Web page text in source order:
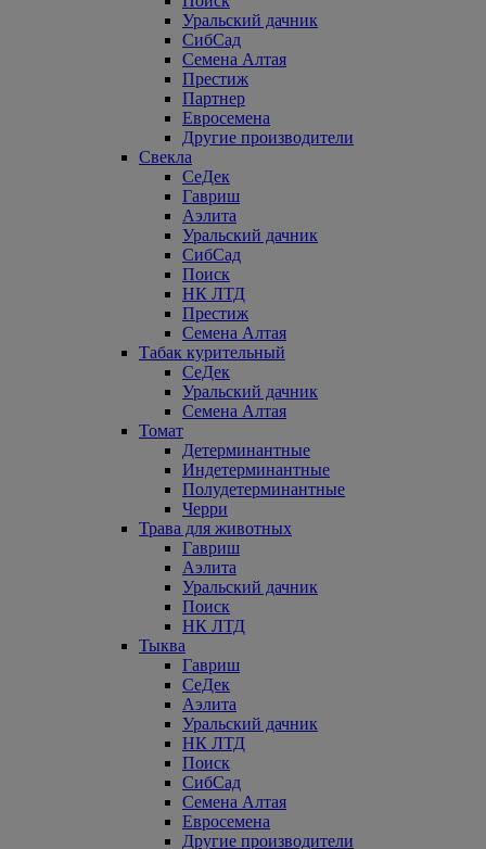
Уральский дачник
СибСад
Семена Алтая
Престиж
Партнер
Евросемена
Другие производители
Свекла
СеДек
Гавриш
Аэлита
Уральский дачник
СибСад
Поиск
НК ЛТД
Престиж
Семена Алтая
Табак курительный
СеДек
Уральский дачник
Семена Алтая
Томат
Детерминантные
Индетерминантные
Полудетерминантные
Черри
Трава для животных
Гавриш
Аэлита
Уральский дачник
Поиск
НК ЛТД
Тыква
Гавриш
СеДек
Аэлита
Уральский дачник
НК ЛТД
Поиск
СибСад
Семена Алтая
Евросемена
Другие производители